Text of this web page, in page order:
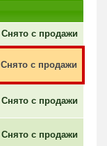
Снято с продажи
Снято с продажи
Снято с продажи
Снято с продажи